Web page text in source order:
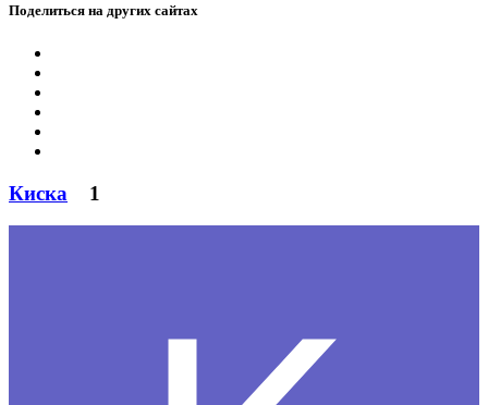
Поделиться на других сайтах
Киска 1